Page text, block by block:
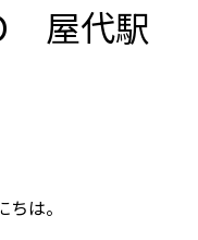
屋代駅
は。